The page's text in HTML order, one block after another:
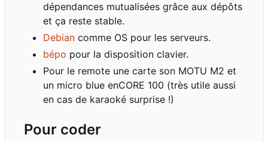
dépendances mutualisées grâce aux dépôts
et ça reste stable.
Debian comme OS pour les serveurs.
bépo pour la disposition clavier.
Pour le remote une carte son MOTU M2 et
un micro blue enCORE 100 (très utile aussi
en cas de karaoké surprise !)
Pour coder